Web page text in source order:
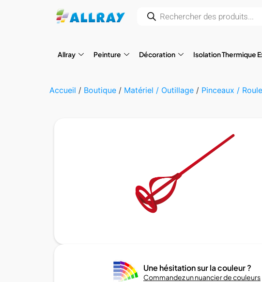
Allray Peinture Décoration Isolation Thermique
Accueil / Boutique / Matériel / Outillage / Pinceaux /
Une hésitation sur la couleur ?
Commandez un nuancier de couleurs